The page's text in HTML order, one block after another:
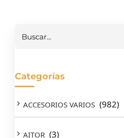
Categorías
ACCESORIOS VARIOS (982)
AITOR (3)